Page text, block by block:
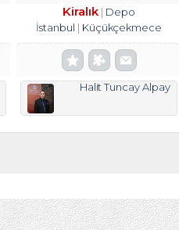
Kiralık
Depo
İstanbul
Küçükçekmece
Halit Tuncay Alpay